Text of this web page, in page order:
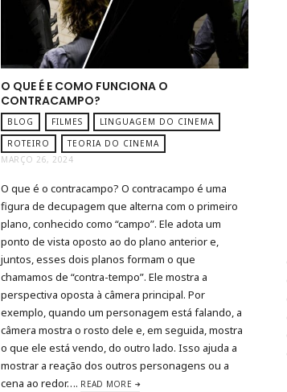
O QUE É E COMO FUNCIONA O
CONTRACAMPO?
BLOG FILMES
LINGUAGEM DO CINEMA
ROTEIRO
TEORIA DO CINEMA
MARÇO 26, 2024
O que é o contracampo? O contracampo é uma
figura de decupagem que alterna com o primeiro
plano, conhecido como “campo”. Ele adota um
ponto de vista oposto ao do plano anterior e,
juntos, esses dois planos formam o que
chamamos de “contra-tempo”. Ele mostra a
perspectiva oposta à câmera principal. Por
exemplo, quando um personagem está falando, a
câmera mostra o rosto dele e, em seguida, mostra
o que ele está vendo, do outro lado. Isso ajuda a
mostrar a reação dos outros personagens ou a
cena ao redor…. READ MORE